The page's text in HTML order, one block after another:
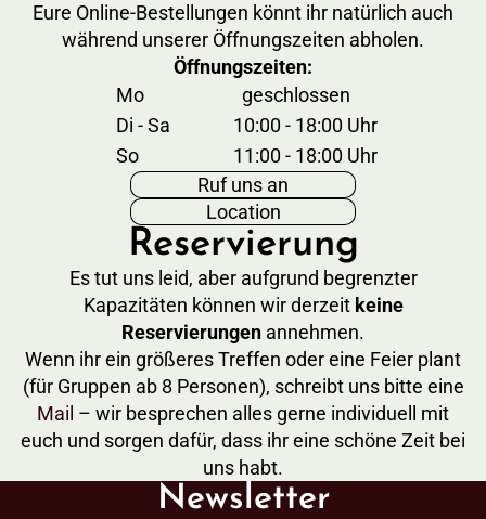
Eure Online-Bestellungen könnt ihr natürlich auch
während unserer Öffnungszeiten abholen.
Öffnungszeiten:
Mo
geschlossen
Di - Sa
10:00 - 18:00 Uhr
So
11:00 - 18:00 Uhr
Ruf uns an
Location
Reservierung
Es tut uns leid, aber aufgrund begrenzter
Kapazitäten können wir derzeit keine
Reservierungen annehmen.
Wenn ihr ein größeres Treffen oder eine Feier plant
(für Gruppen ab 8 Personen), schreibt uns bitte eine
Mail – wir besprechen alles gerne individuell mit
euch und sorgen dafür, dass ihr eine schöne Zeit bei
uns habt.
Newsletter